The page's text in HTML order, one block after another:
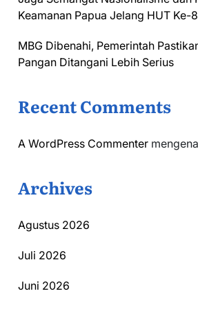
Keamanan Papua Jelang HUT Ke-
MBG Dibenahi, Pemerintah
Pangan Ditangani Lebih Serius
Recent Comments
A WordPress Commenter
Archives
Agustus 2026
Juli 2026
Juni 2026